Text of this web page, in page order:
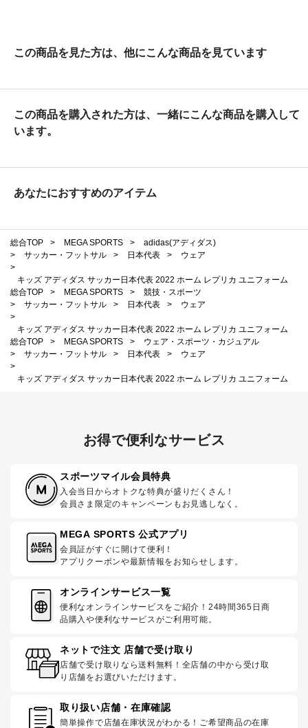
この商品を見た方は、他にこんな商品を見ています
この商品を購入された方は、一緒にこんな商品を購入して
います。
あなたにおすすめのアイテム
総合TOP > MEGA SPORTS >
adidas(アディダス)
>
サッカー・フットサル > 日本代表 >
ウェア
>
キッズ アディダス サッカー日本代表 2022 ホーム レプリカ ユニフォーム
総合TOP
> MEGA SPORTS >
競技・スポーツ
>
サッカー・フットサル > 日本代表 >
ウェア
>
キッズ アディダス サッカー日本代表 2022 ホーム レプリカ ユニフォーム
総合TOP
> MEGA SPORTS >
ウェア・スポーツ・カジュアル
>
サッカー・フットサル > 日本代表 >
ウェア
>
キッズ アディダス サッカー日本代表 2022 ホーム レプリカ ユニフォーム
お得で便利なサービス
スポーツマイル会員特典
入会当日からオトクな特典が盛りだくさん！
会員さま限定のキャンペーンもお見逃しなく。
MEGA SPORTS 公式アプリ
会員証がすぐに開けて便利！
アプリクーポンや最新情報をお知らせします。
オンラインサービス一覧
便利なオンラインサービスをご紹介！24時間365日商
品購入や便利なサービスがご利用可能。
ネットで注文 店舗で受け取り
店舗で受け取りなら送料無料！全店舗の中から受け取
り店舗をお選びいただけます。
取り扱い店舗・在庫確認
簡単操作で店舗在庫状況がわかる！ご希望商品の在庫